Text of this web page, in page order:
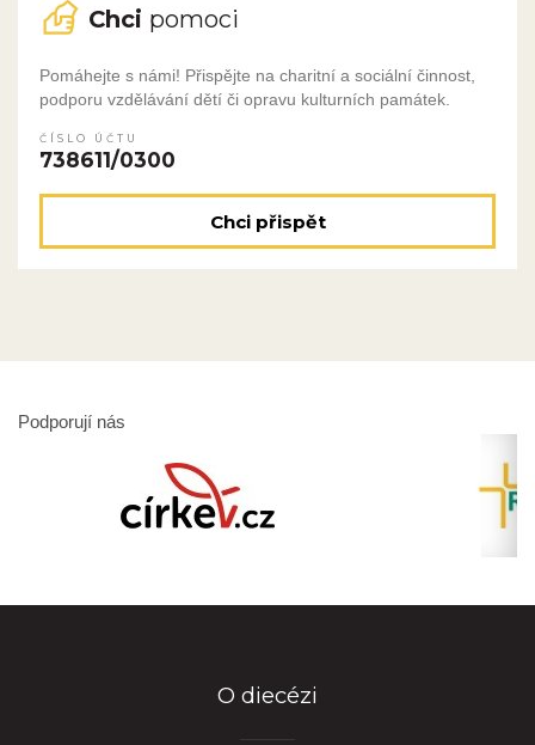
Chci pomoci
Pomáhejte s námi! Přispějte na charitní a sociální činnost,
podporu vzdělávání dětí či opravu kulturních památek.
ČÍSLO ÚČTU
738611/0300
Chci přispět
Podporují nás
O diecézi